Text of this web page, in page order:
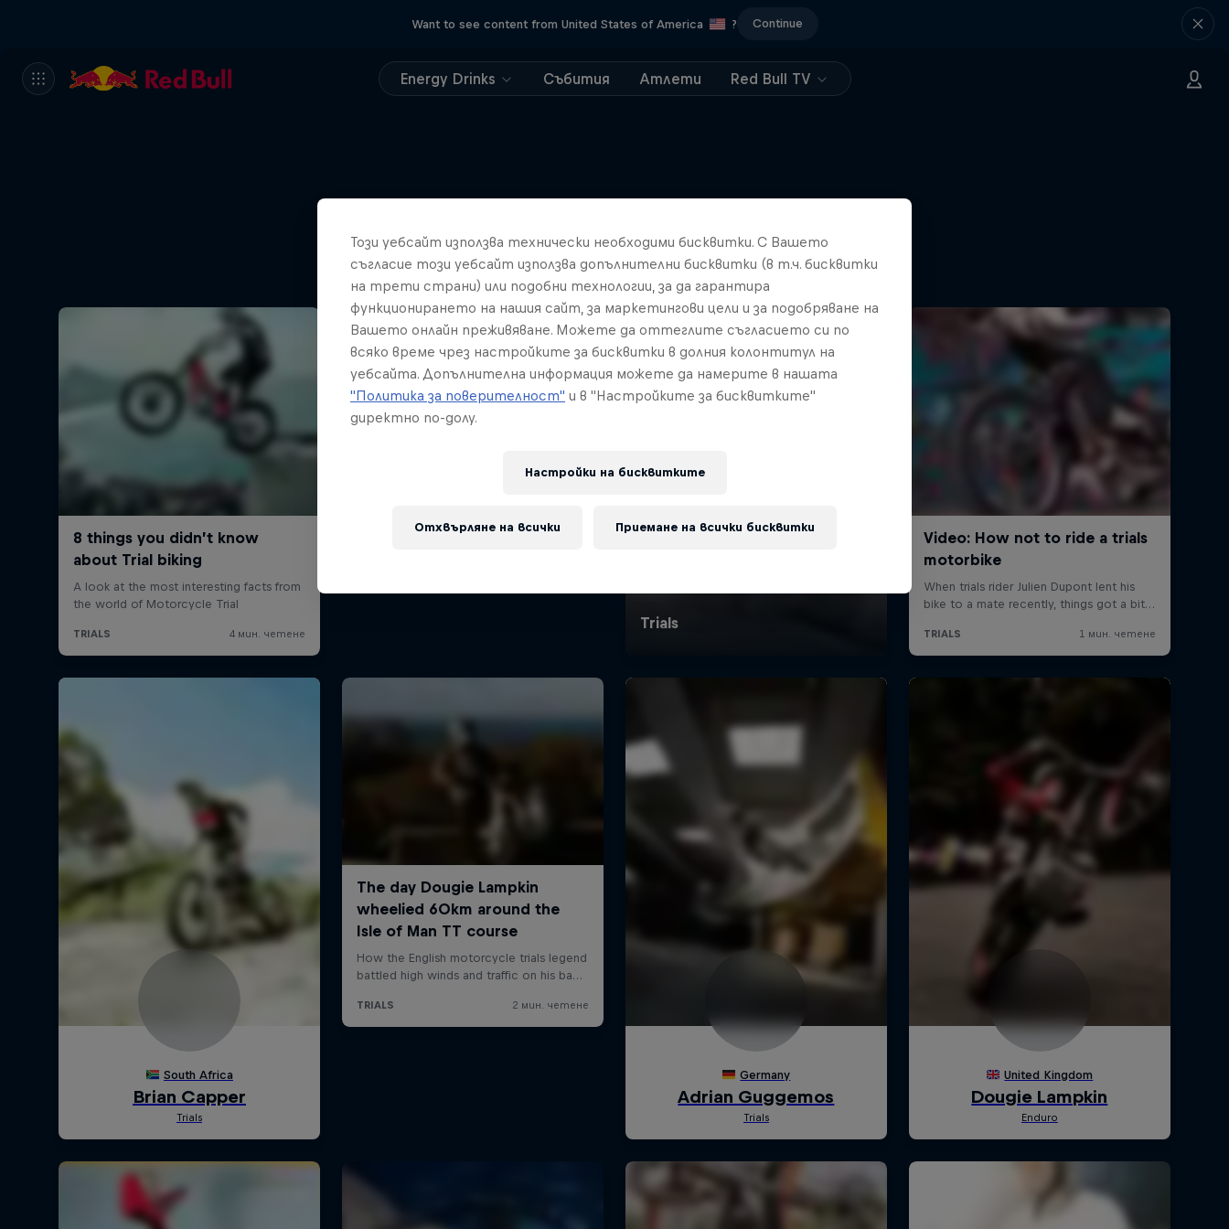
Want to see content from United States of America ? Continue
Energy Drinks Събития Атлети Red Bull TV
Подобни
Inside the mind of Danny MacAskill
1 сезон · 5 епизоди
Този уебсайт използва технически необходими бисквитки. С Вашето
съгласие този уебсайт използва допълнителни бисквитки (в т.ч. бисквитки
на трети страни) или подобни технологии, за да гарантира
функционирането на нашия сайт, за маркетингови цели и за подобряване на
Вашето онлайн преживяване. Можете да оттеглите съгласието си по
всяко време чрез настройките за бисквитки в долния колонтитул на
уебсайта. Допълнителна информация можете да намерите в нашата
"Политика за поверителност" и в "Настройките за бисквитките"
директно по-долу.
Настройки на бисквитките
Отхвърляне на всички Приемане на всички бисквитки